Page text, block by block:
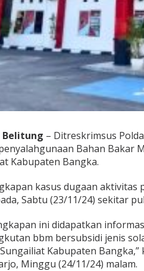
Belitung – Ditreskrimsus
Bahan Bakar
Kabupaten Bangka.
kasus dugaan aktivitas
Sabtu (23/11/24) sekitar
ini didapatkan
bbm bersubsidi jenis
Kabupaten
Minggu (24/11/24) malam.